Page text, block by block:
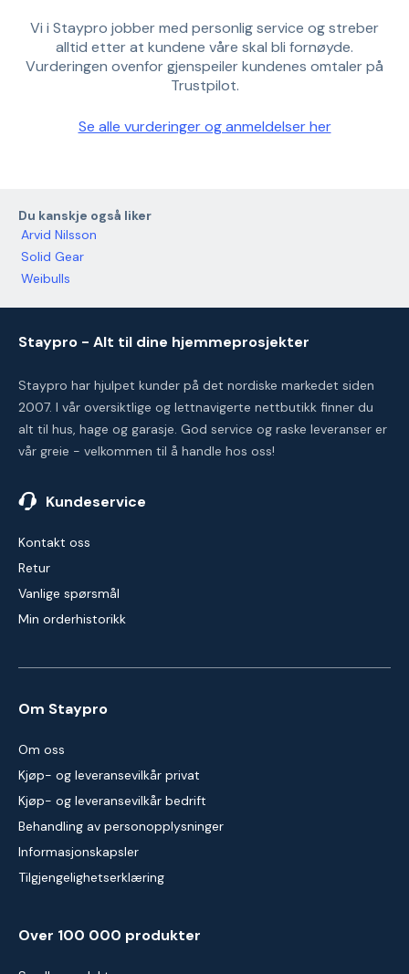
Vi i Staypro jobber med personlig service og streber
alltid etter at kundene våre skal bli fornøyde.
Vurderingen ovenfor gjenspeiler kundenes omtaler på
Trustpilot.
Se alle vurderinger og anmeldelser her
Du kanskje også liker
Arvid Nilsson
Solid Gear
Weibulls
Staypro - Alt til dine hjemmeprosjekter
Staypro har hjulpet kunder på det nordiske markedet siden
2007. I vår oversiktlige og lettnavigerte nettbutikk finner du
alt til hus, hage og garasje. God service og raske leveranser er
vår greie - velkommen til å handle hos oss!
Kundeservice
Kontakt oss
Retur
Vanlige spørsmål
Min orderhistorikk
Om Staypro
Om oss
Kjøp- og leveransevilkår privat
Kjøp- og leveransevilkår bedrift
Behandling av personopplysninger
Informasjonskapsler
Tilgjengelighetserklæring
Over 100 000 produkter